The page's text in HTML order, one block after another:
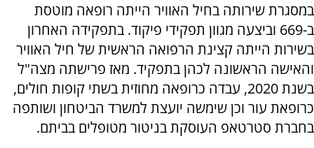
במסגרת שירותה בחיל האוויר הייתה רופאה מוטסת
ב-669 וביצעה מגוון תפקידי פיקוד. בתפקידה האחרון
בשירות הייתה קצינת הרפואה הראשית של חיל האוויר
והאישה הראשונה לכהן בתפקיד. מאז פרישתה מצה"ל
בשנת 2020, עבדה כרופאה מחוזית בשתי קופות חולים,
כרופאת עור וכן שימשה יועצת למשרד הביטחון ושותפה
בחברת סטרטאפ העוסקת בניטור מטופלים בביתם.